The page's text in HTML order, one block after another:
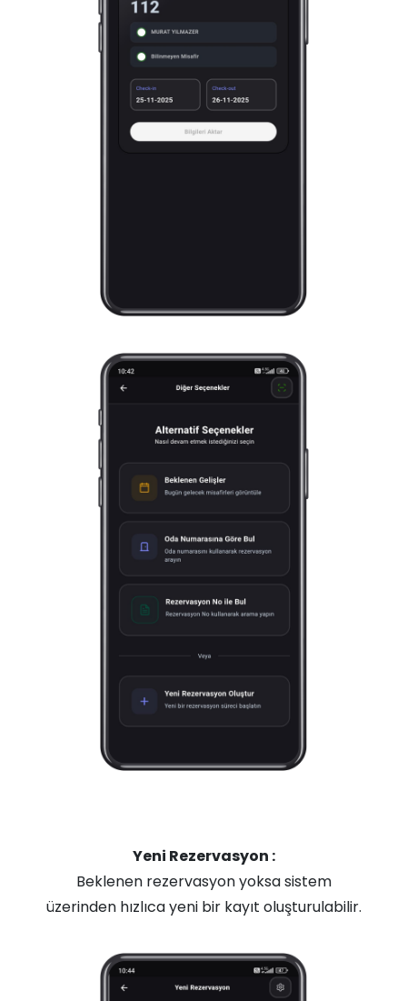
Yeni Rezervasyon :
Beklenen rezervasyon yoksa sistem
üzerinden hızlıca yeni bir kayıt oluşturulabilir.